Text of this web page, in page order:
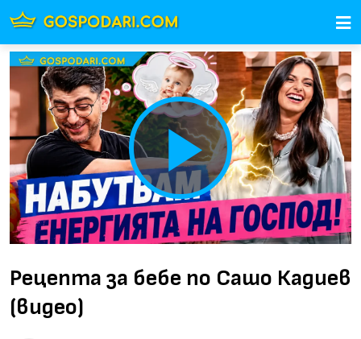
Play
Video
Рецепта за бебе по Сашо Кадиев
(видео)